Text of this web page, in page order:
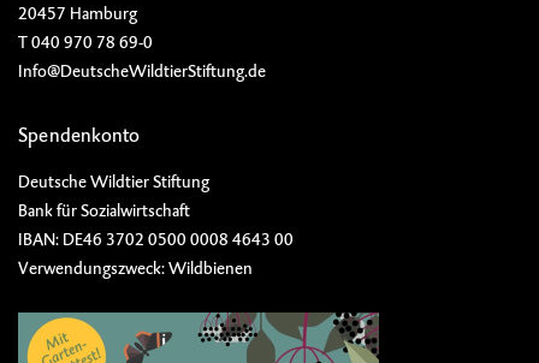
20457 Hamburg
T 040 970 78 69-0
Info@DeutscheWildtierStiftung.de
Spendenkonto
Deutsche Wildtier Stiftung
Bank für Sozialwirtschaft
IBAN: DE46 3702 0500 0008 4643 00
Verwendungszweck: Wildbienen